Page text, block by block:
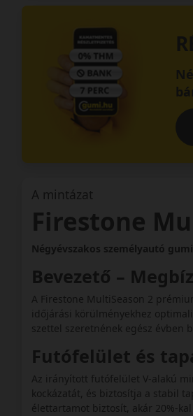
A mintázat
Firestone
Négyévszakos személyautó gumi
Bevezető –
A Firestone MultiSeason 2
időjárási körülményekhez
szettel szeretnének egész évben
Futófelület és
Az irányított futófelület V‑alakú
kockázatát, és biztosítja a stabil
élettartamot biztosít, akár 20%-